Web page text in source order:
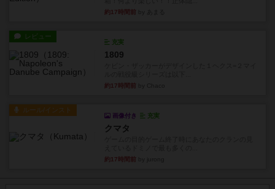
約17時間前
レビュー
充実
1809
約17時間前
ルール/インスト
画像付き 充実
クマタ
約17時間前